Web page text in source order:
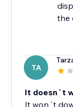
the
TA
It doesn`t
It won`t